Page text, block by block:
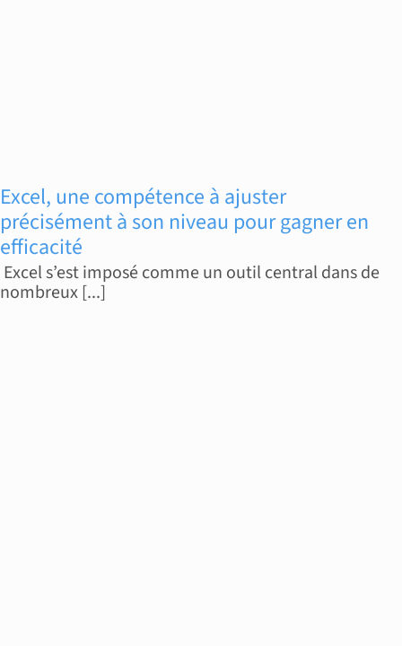
Excel, une compétence à ajuster
précisément à son niveau pour gagner en
efficacité
Excel s’est imposé comme un outil central dans de
nombreux [...]